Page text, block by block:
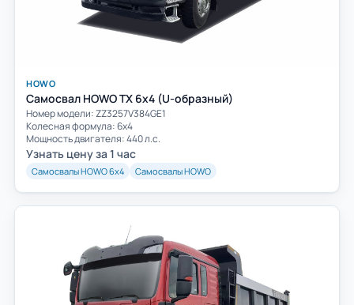
HOWO
Самосвал HOWO TX 6x4 (U-образный)
Номер модели: ZZ3257V384GE1
Колесная формула: 6х4
Мощность двигателя: 440 л.с.
Узнать цену за 1 час
Самосвалы HOWO 6х4 Самосвалы HOWO